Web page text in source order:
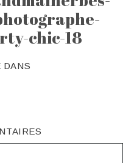
chic-18
DANS